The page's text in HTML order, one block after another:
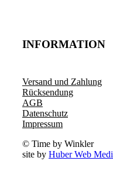
INFORMATION
Versand und Zahlung
Rücksendung
AGB
Datenschutz
Impressum
© Time by Winkler
site by Huber Web